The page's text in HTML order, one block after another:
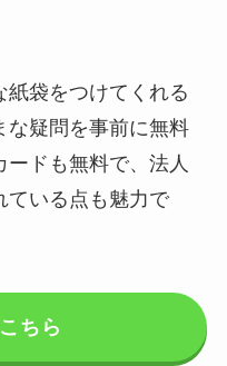
紙袋をつけてくれる
な疑問を事前に無料
ドも無料で、法人
ている点も魅力で
ちら